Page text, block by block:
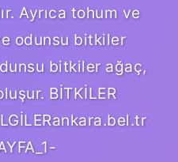
Ayrıca tohum ve
odunsu bitkiler
bitkiler ağaç,
BİTKİLER